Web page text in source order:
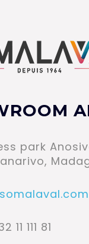
park
11 111 81